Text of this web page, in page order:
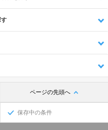
ページの先頭へ
保存中の条件